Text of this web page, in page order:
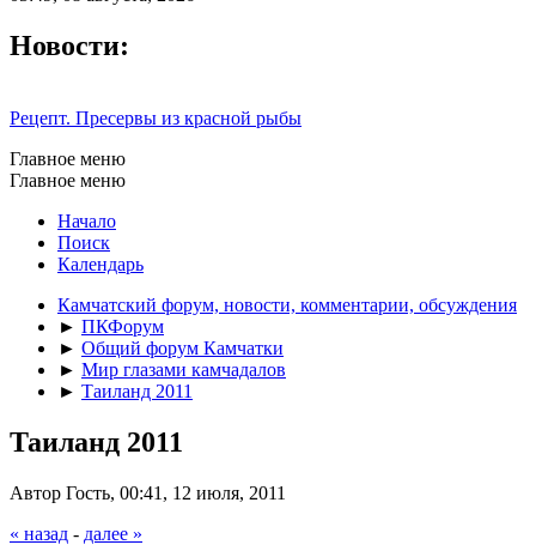
Новости:
Рецепт. Пресервы из красной рыбы
Главное меню
Главное меню
Начало
Поиск
Календарь
Камчатский форум, новости, комментарии, обсуждения
► ПКФорум
► Общий форум Камчатки
► Мир глазами камчадалов
► Таиланд 2011
Таиланд 2011
Автор Гоcть, 00:41, 12 июля, 2011
« назад - далее »